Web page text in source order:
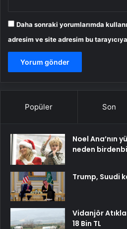
Daha sonraki yorumlarımda
adresim ve site adresim bu
Popüler Son
Noel Ana’nın
neden
Trump, Suudi
Vidanjör
18 Bin TL